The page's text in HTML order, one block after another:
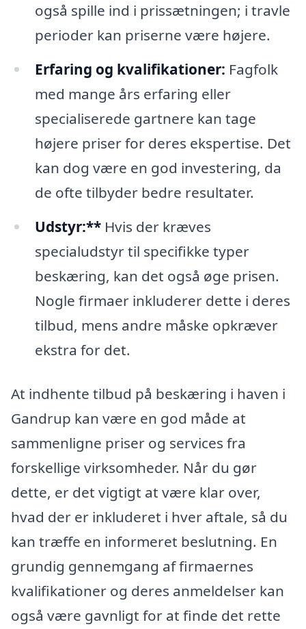
også spille ind i prissætningen; i travle
perioder kan priserne være højere.
Erfaring og kvalifikationer: Fagfolk
med mange års erfaring eller
specialiserede gartnere kan tage
højere priser for deres ekspertise. Det
kan dog være en god investering, da
de ofte tilbyder bedre resultater.
Udstyr:**Hvis der kræves
specialudstyr til specifikke typer
beskæring, kan det også øge prisen.
Nogle firmaer inkluderer dette i deres
tilbud, mens andre måske opkræver
ekstra for det.
At indhente tilbud på beskæring i haven i
Gandrup kan være en god måde at
sammenligne priser og services fra
forskellige virksomheder. Når du gør
dette, er det vigtigt at være klar over,
hvad der er inkluderet i hver aftale, så du
kan træffe en informeret beslutning. En
grundig gennemgang af firmaernes
kvalifikationer og deres anmeldelser kan
også være gavnligt for at finde det rette